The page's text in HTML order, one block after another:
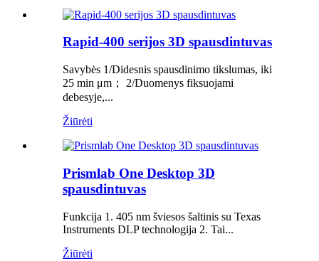
Rapid-400 serijos 3D spausdintuvas
Savybės 1/Didesnis spausdinimo tikslumas, iki
25 min μm； 2/Duomenys fiksuojami
debesyje,...
Žiūrėti
Prismlab One Desktop 3D
spausdintuvas
Funkcija 1. 405 nm šviesos šaltinis su Texas
Instruments DLP technologija 2. Tai...
Žiūrėti